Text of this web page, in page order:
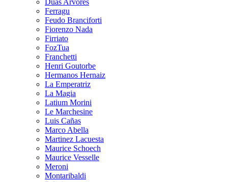
Ferragu
Feudo Branciforti
Fiorenzo Nada
Firriato
FozTua
Franchetti
Henri Goutorbe
Hermanos Hernaiz
La Emperatriz
La Magia
Latium Morini
Le Marchesine
Luis Cañas
Marco Abella
Martinez Lacuesta
Maurice Schoech
Maurice Vesselle
Meroni
Montaribaldi